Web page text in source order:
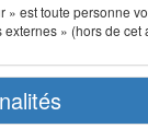
» est toute personne
externes » (hors de